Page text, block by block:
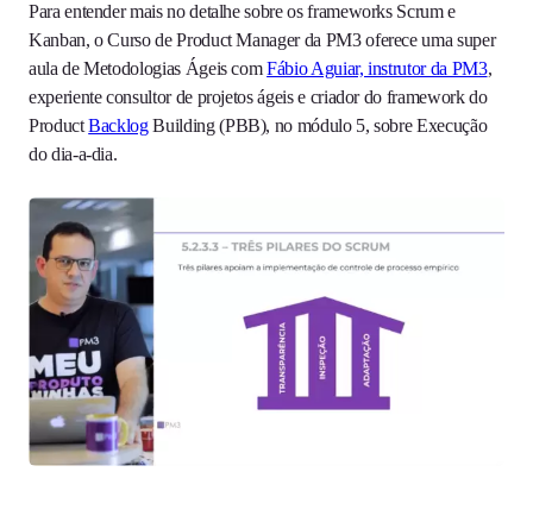
Para entender mais no detalhe sobre os frameworks Scrum e
Kanban, o Curso de Product Manager da PM3 oferece uma super
aula de Metodologias Ágeis comFábio Aguiar, instrutor da PM3,
experiente consultor de projetos ágeis e criador do framework do
ProductBacklogBuilding (PBB), no módulo 5, sobre Execução
do dia-a-dia.